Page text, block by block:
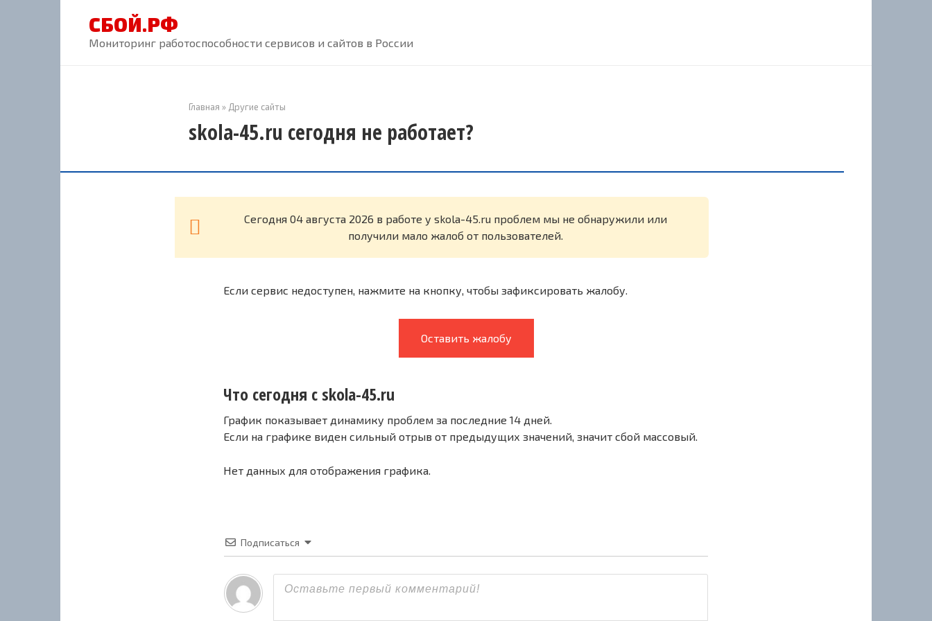
СБОЙ.РФ
Мониторинг работоспособности сервисов и сайтов в России
Главная » Другие сайты
skola-45.ru сегодня не работает?
Cегодня 04 августа 2026 в работе у skola-45.ru проблем мы не обнаружили или
получили мало жалоб от пользователей.
Если сервис недоступен, нажмите на кнопку, чтобы зафиксировать жалобу.
Оставить жалобу
Что сегодня с skola-45.ru
График показывает динамику проблем за последние 14 дней.
Если на графике виден сильный отрыв от предыдущих значений, значит сбой массовый.
Нет данных для отображения графика.
Подписаться